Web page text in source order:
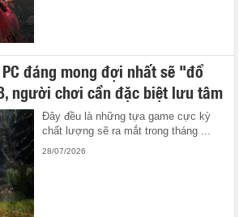
đáng mong đợi nhất sẽ "đổ
người chơi cần đặc biệt lưu tâm
Đây đều là những tựa game cực kỳ
chất lượng sẽ ra mắt trong tháng ...
28/07/2026